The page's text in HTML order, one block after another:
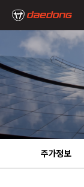
주가정보